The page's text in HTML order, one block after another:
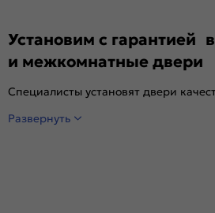
Установим с гарантией
и межкомнатные двери
Специалисты установят двери
Развернуть